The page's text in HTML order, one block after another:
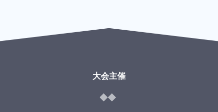
大会主催